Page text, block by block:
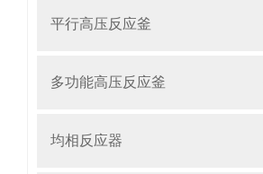
平行高压反应釜
多功能高压反应釜
均相反应器